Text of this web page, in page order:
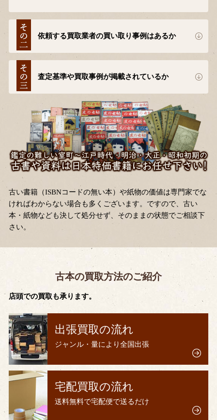
依頼する買取業者の買い取り事例はあるか
査定基準や買取事例が掲載されているか
古い書籍（ISBNコードの無い本）や紙物の価値は専門家でな
ければわからない場合も多くございます。ですので、古い
本・紙物なども決して処分せず、そのままの状態でご相談下
さい。
古本の買取方法のご紹介
店頭での買取も承ります。
出張買取の流れ
ジャンル・量により全国出張
宅配買取の流れ
送料無料で宅配便で送るだけ